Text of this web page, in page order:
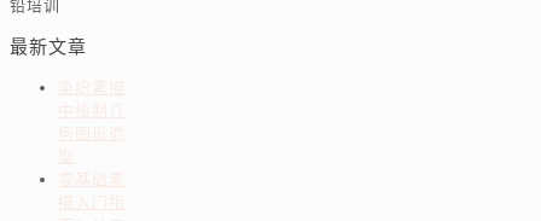
最新文章
染织素描
中绘制几
何图形造
型
零基础素
描入门指